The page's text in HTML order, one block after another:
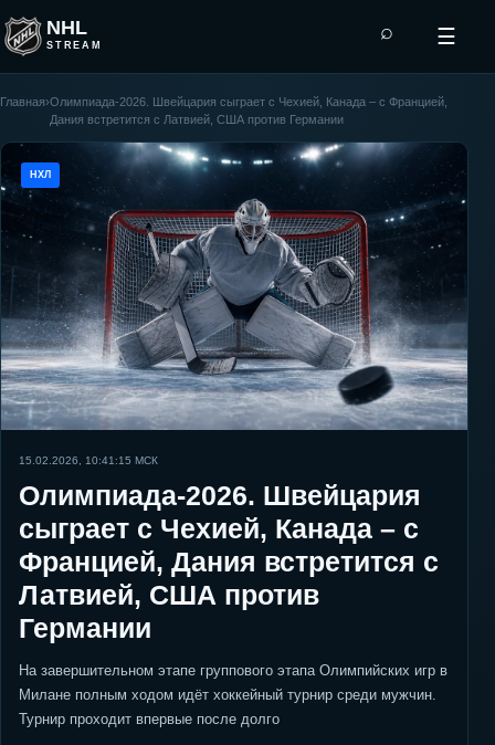
NHL
STREAM
⌕ ☰
Главная›Олимпиада-2026. Швейцария сыграет с Чехией, Канада – с Францией,
Дания встретится с Латвией, США против Германии
НХЛ
15.02.2026, 10:41:15 МСК
Олимпиада-2026. Швейцария
сыграет с Чехией, Канада – с
Францией, Дания встретится с
Латвией, США против
Германии
На завершительном этапе группового этапа Олимпийских игр в
Милане полным ходом идёт хоккейный турнир среди мужчин.
Турнир проходит впервые после долго